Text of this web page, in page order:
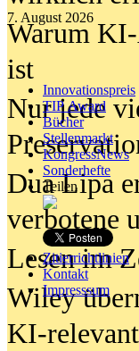
7. August 2026
Innovationspreis
TIP Award
Bücher
Stellenmarkt
KongressNews
Sonderhefte
Teilen
Zitierrichtlinien
Kontakt
Impresssum
Warum
ist
Nur jede
Dua Lipa
verbotene
Lesen im
Wiley
KI-